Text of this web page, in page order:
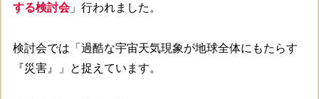
する検討会」行われました。
検討会では「過酷な宇宙天気現象が地球全体にもたらす
『災害』」と捉えています。